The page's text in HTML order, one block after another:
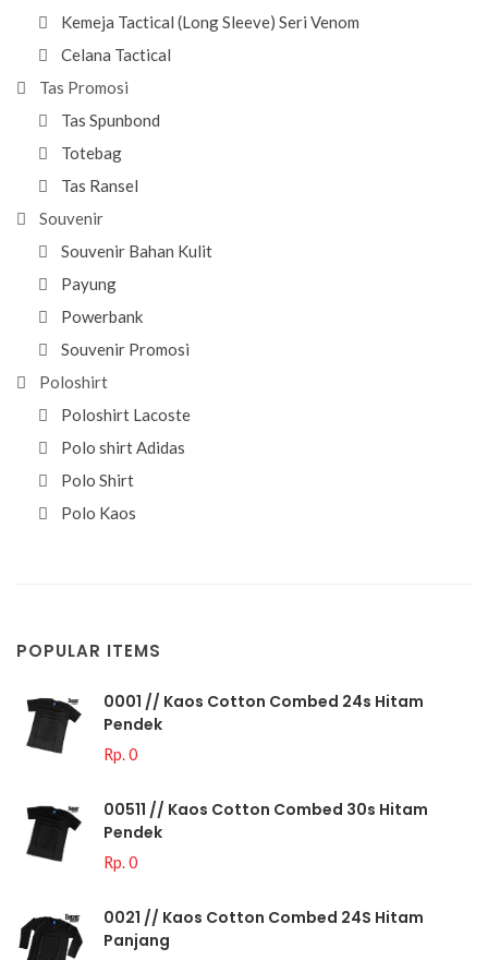
Kemeja Tactical (Long Sleeve) Seri Venom
Celana Tactical
Tas Promosi
Tas Spunbond
Totebag
Tas Ransel
Souvenir
Souvenir Bahan Kulit
Payung
Powerbank
Souvenir Promosi
Poloshirt
Poloshirt Lacoste
Polo shirt Adidas
Polo Shirt
Polo Kaos
POPULAR ITEMS
0001 // Kaos Cotton Combed 24s Hitam
Pendek
Rp. 0
00511 // Kaos Cotton Combed 30s Hitam
Pendek
Rp. 0
0021 // Kaos Cotton Combed 24S Hitam
Panjang